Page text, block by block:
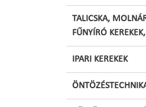
TALICSKA,
FŰNYÍRÓ
IPARI KEREKEK